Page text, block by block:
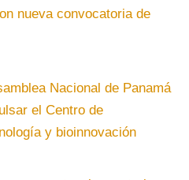
nueva convocatoria de
Nacional de Panamá
el Centro de
y bioinnovación